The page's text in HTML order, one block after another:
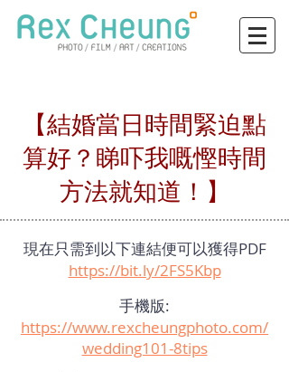
【結婚當日時間緊迫點
算好？睇吓我嘅慳時間
方法就知道！】
現在只需到以下連結便可以獲得PDF
https://bit.ly/2FS5Kbp
手機版:
https://www.rexcheungphoto.com/
wedding101-8tips